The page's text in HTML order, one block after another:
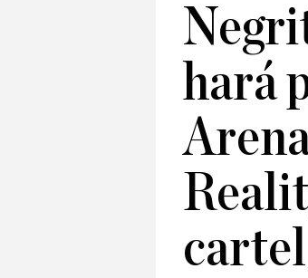
hará
cartel